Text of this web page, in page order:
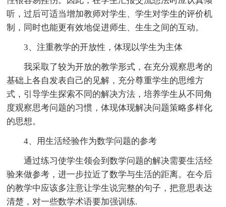
听，过后可适当增加教师对学生、学生对学生的评价机
制，同时也能更有效地促进师生、生生之间的互动。
3、注重教学的开放性，体现以学生为主体
我采取了较为开放的教学形式，在充分观察思考的
基础上各自发表自己的见解，充分尊重学生的思维方
式，引导学生探索不同的解决方法，培养学生从不同角
度观察思考问题的习惯，体现体现解决问题策略多样化
的思想。
4、用生活经验作为数学问题的参考
通过练习使学生领会到数学问题的解决需要生活经
验来做参考，进一步拉近了数学与生活的距离。在今后
的教学中应该多注意让学生说完整的句子，把意思表达
清楚，对一些数学术语要加强训练.